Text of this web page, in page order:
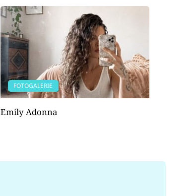
FOTOGALERIE
Emily Adonna